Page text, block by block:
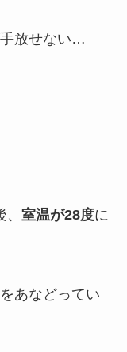
放せない…
室温が28度に
あなどってい